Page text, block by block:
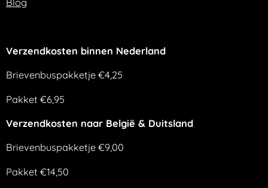
Blog
Verzendkosten binnen Nederland
Brievenbuspakketje €4,25
Pakket €6,95
Verzendkosten naar België & Duitsland
Brievenbuspakketje €9,00
Pakket €14,50